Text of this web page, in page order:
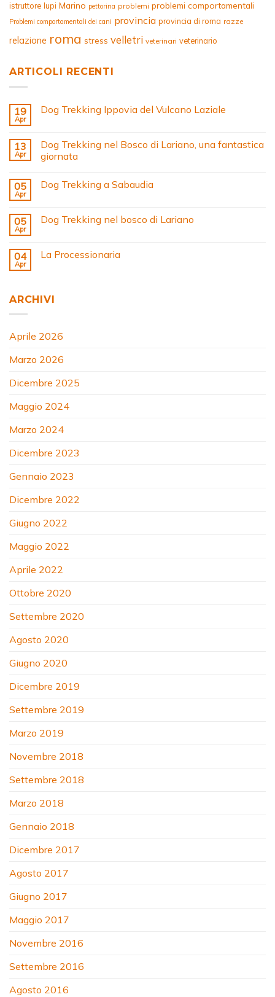
istruttore lupi Marino pettorina problemi problemi comportamentali
Problemi comportamentali dei cani provincia provincia di roma razze
relazione roma stress velletri veterinari veterinario
ARTICOLI RECENTI
19
Apr
Dog Trekking Ippovia del Vulcano Laziale
13
Apr
Dog Trekking nel Bosco di Lariano, una fantastica
giornata
05
Apr
Dog Trekking a Sabaudia
05
Apr
Dog Trekking nel bosco di Lariano
04
Apr
La Processionaria
ARCHIVI
Aprile 2026
Marzo 2026
Dicembre 2025
Maggio 2024
Marzo 2024
Dicembre 2023
Gennaio 2023
Dicembre 2022
Giugno 2022
Maggio 2022
Aprile 2022
Ottobre 2020
Settembre 2020
Agosto 2020
Giugno 2020
Dicembre 2019
Settembre 2019
Marzo 2019
Novembre 2018
Settembre 2018
Marzo 2018
Gennaio 2018
Dicembre 2017
Agosto 2017
Giugno 2017
Maggio 2017
Novembre 2016
Settembre 2016
Agosto 2016